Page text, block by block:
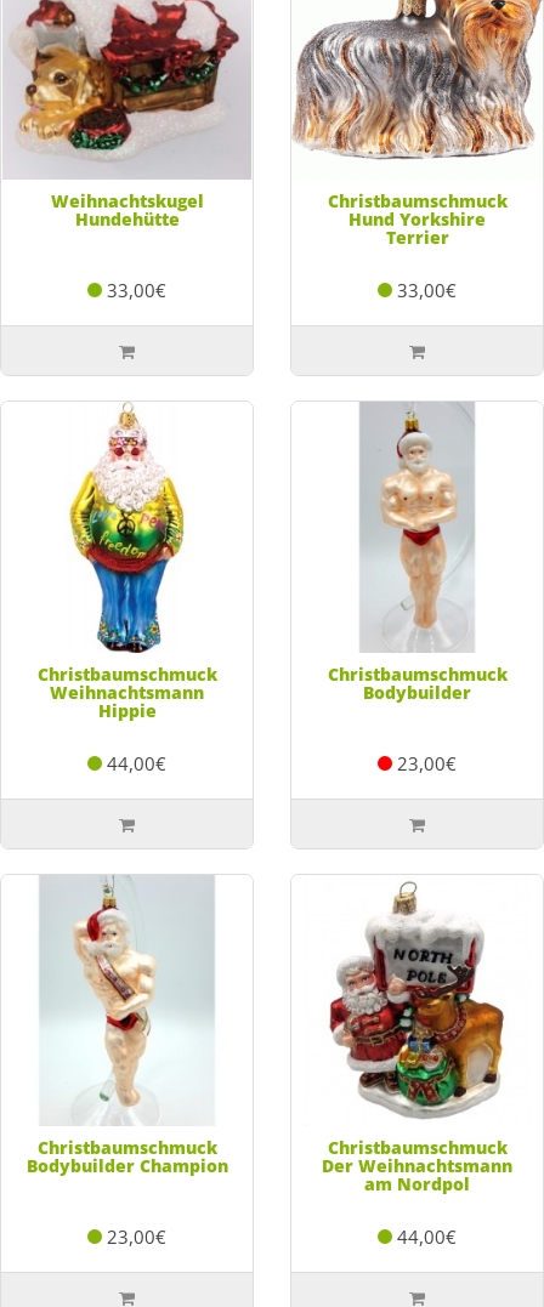
Weihnachtskugel
Hundehütte
33,00€
Christbaumschmuck
Hund Yorkshire
Terrier
33,00€
Christbaumschmuck
Weihnachtsmann
Hippie
44,00€
Christbaumschmuck
Bodybuilder
23,00€
Christbaumschmuck
Bodybuilder Champion
23,00€
Christbaumschmuck
Der Weihnachtsmann
am Nordpol
44,00€